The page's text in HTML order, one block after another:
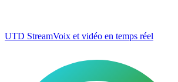
UTD StreamVoix et vidéo en temps réel